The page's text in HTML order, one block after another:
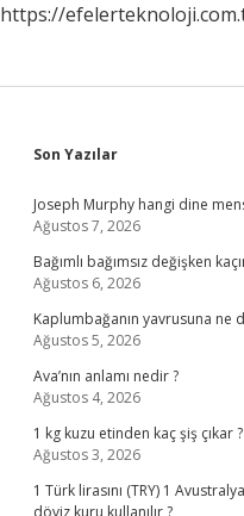
https://
Sidebar
Son Yazılar
Joseph Murphy hangi dine
Ağustos 7, 2026
Bağımlı bağımsız değişken
Ağustos 6, 2026
Kaplumbağanın yavrusuna ne
Ağustos 5, 2026
Ava’nın anlamı nedir ?
Ağustos 4, 2026
1 kg kuzu etinden kaç şiş çıkar ?
Ağustos 3, 2026
1 Türk lirasını (TRY) 1
döviz kuru kullanılır ?